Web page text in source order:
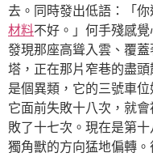
去。同時發出低語：「
材料不好。」何手殘感
發現那座高聳入雲、覆
塔，正在那片窄巷的盡
是個異類，它的三號車
它面前失敗十八次，就
敗了十七次。現在是第
獨角獸的方向猛地偏轉